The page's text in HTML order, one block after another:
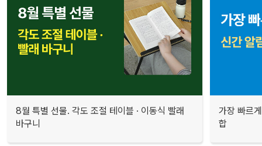
8월 특별 선물. 각도 조절 테이블 · 이동식 빨래
바구니
가장 빠르
합